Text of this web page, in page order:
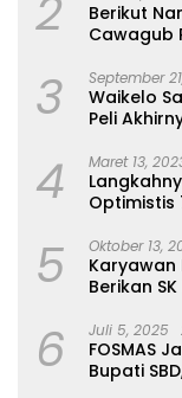
Berikut
Cawagub
3 September
Waikelo
Peli
4 Maret 13,
Optimistis
5 Oktober 13,
Karyawan
Berikan
6 Juli 5, 2025
FOSMAS
Bupati